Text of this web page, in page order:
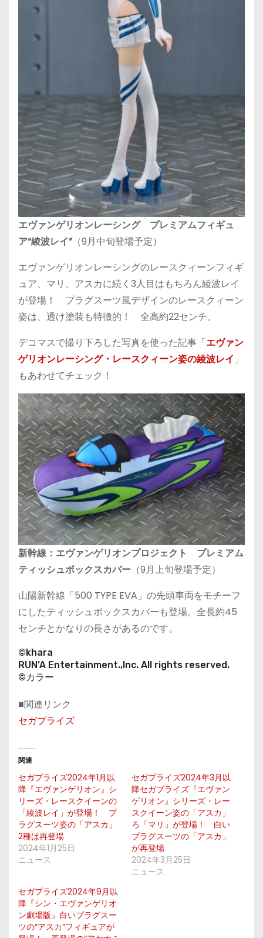
エヴァンゲリオンレーシング プレミアムフィギュ
ア“綾波レイ”（9月中旬登場予定）
エヴァンゲリオンレーシングのレースクィーンフィギ
ュア、マリ、アスカに続く3人目はもちろん綾波レイ
が登場！ プラグスーツ風デザインのレースクィーン
姿は、透け塗装も特徴的！ 全高約22センチ。
デコマスで撮り下ろした写真を使った記事「エヴァン
ゲリオンレーシング・レースクィーン姿の綾波レイ 」
もあわせてチェック！
新幹線：エヴァンゲリオンプロジェクト プレミアム
ティッシュボックスカバー （9月上旬登場予定）
山陽新幹線「500 TYPE EVA」の先頭車両をモチーフ
にしたティッシュボックスカバーも登場。全長約45
センチとかなりの長さがあるのです。
©khara
RUN’A Entertainment.,Inc. All rights reserved.
©カラー
■関連リンク
セガプライズ
関連
セガプライズ2024年1月以
降『エヴァンゲリオン』シ
リーズ・レースクイーンの
「綾波レイ」が登場！ プ
ラグスーツ姿の「アスカ」
2種は再登場
2024年1月25日
ニュース
セガプライズ2024年3月以
降セガプライズ『エヴァン
ゲリオン』シリーズ・レー
スクイーン姿の「アスカ」
ろ「マリ」が登場！ 白い
プラグスーツの「アスカ」
が再登場
2024年3月25日
ニュース
セガプライズ2024年9月以
降『シン・エヴァンゲリオ
ン劇場版』白いプラグスー
ツの“アスカ”フィギュアが